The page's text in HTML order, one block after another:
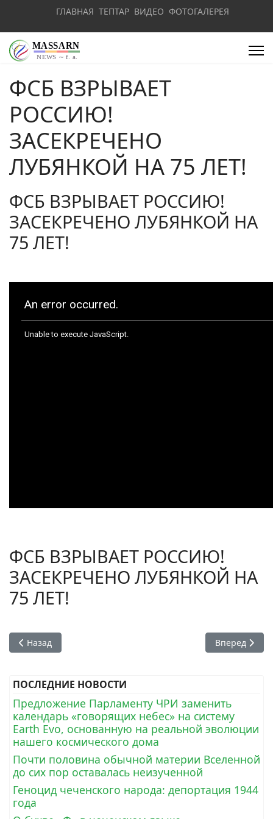
ГЛАВНАЯ ТЕПТАР ВИДЕО ФОТОГАЛЕРЕЯ
ФСБ ВЗРЫВАЕТ
РОССИЮ!
ЗАСЕКРЕЧЕНО
ЛУБЯНКОЙ НА 75 ЛЕТ!
ФСБ ВЗРЫВАЕТ РОССИЮ!
ЗАСЕКРЕЧЕНО ЛУБЯНКОЙ НА
75 ЛЕТ!
ФСБ ВЗРЫВАЕТ РОССИЮ!
ЗАСЕКРЕЧЕНО ЛУБЯНКОЙ НА
75 ЛЕТ!
Предыдущий: ТУРЦИЯ. СМИ о расследовании тройного
Назад Следующий:
Вперед
ПОСЛЕДНИЕ НОВОСТИ
Предложение Парламенту ЧРИ заменить
календарь «говорящих небес» на систему
Earth Evo, основанную на реальной эволюции
нашего космического дома
Почти половина обычной материи Вселенной
до сих пор оставалась неизученной
Геноцид чеченского народа: депортация 1944
года